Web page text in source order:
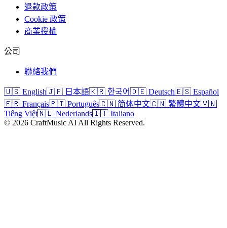
退款政策
Cookie 政策
商業授權
公司
聯絡我們
🇺🇸 English🇯🇵 日本語🇰🇷 한국어🇩🇪 Deutsch🇪🇸 Español
🇫🇷 Français🇵🇹 Português🇨🇳 简体中文🇨🇳 繁體中文🇻🇳
Tiếng Việt🇳🇱 Nederlands🇮🇹 Italiano
© 2026 CraftMusic AI All Rights Reserved.